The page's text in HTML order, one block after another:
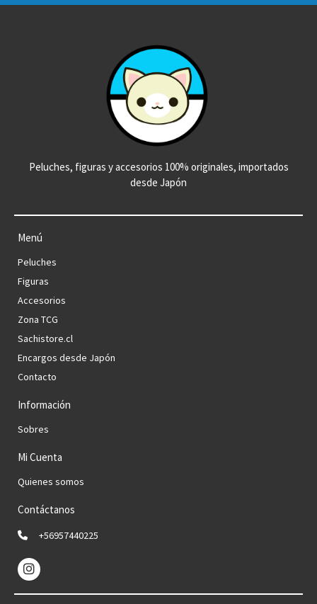
Peluches, figuras y accesorios 100% originales, importados
desde Japón
Menú
Peluches
Figuras
Accesorios
Zona TCG
Sachistore.cl
Encargos desde Japón
Contacto
Información
Sobres
Mi Cuenta
Quienes somos
Contáctanos
+56957440225